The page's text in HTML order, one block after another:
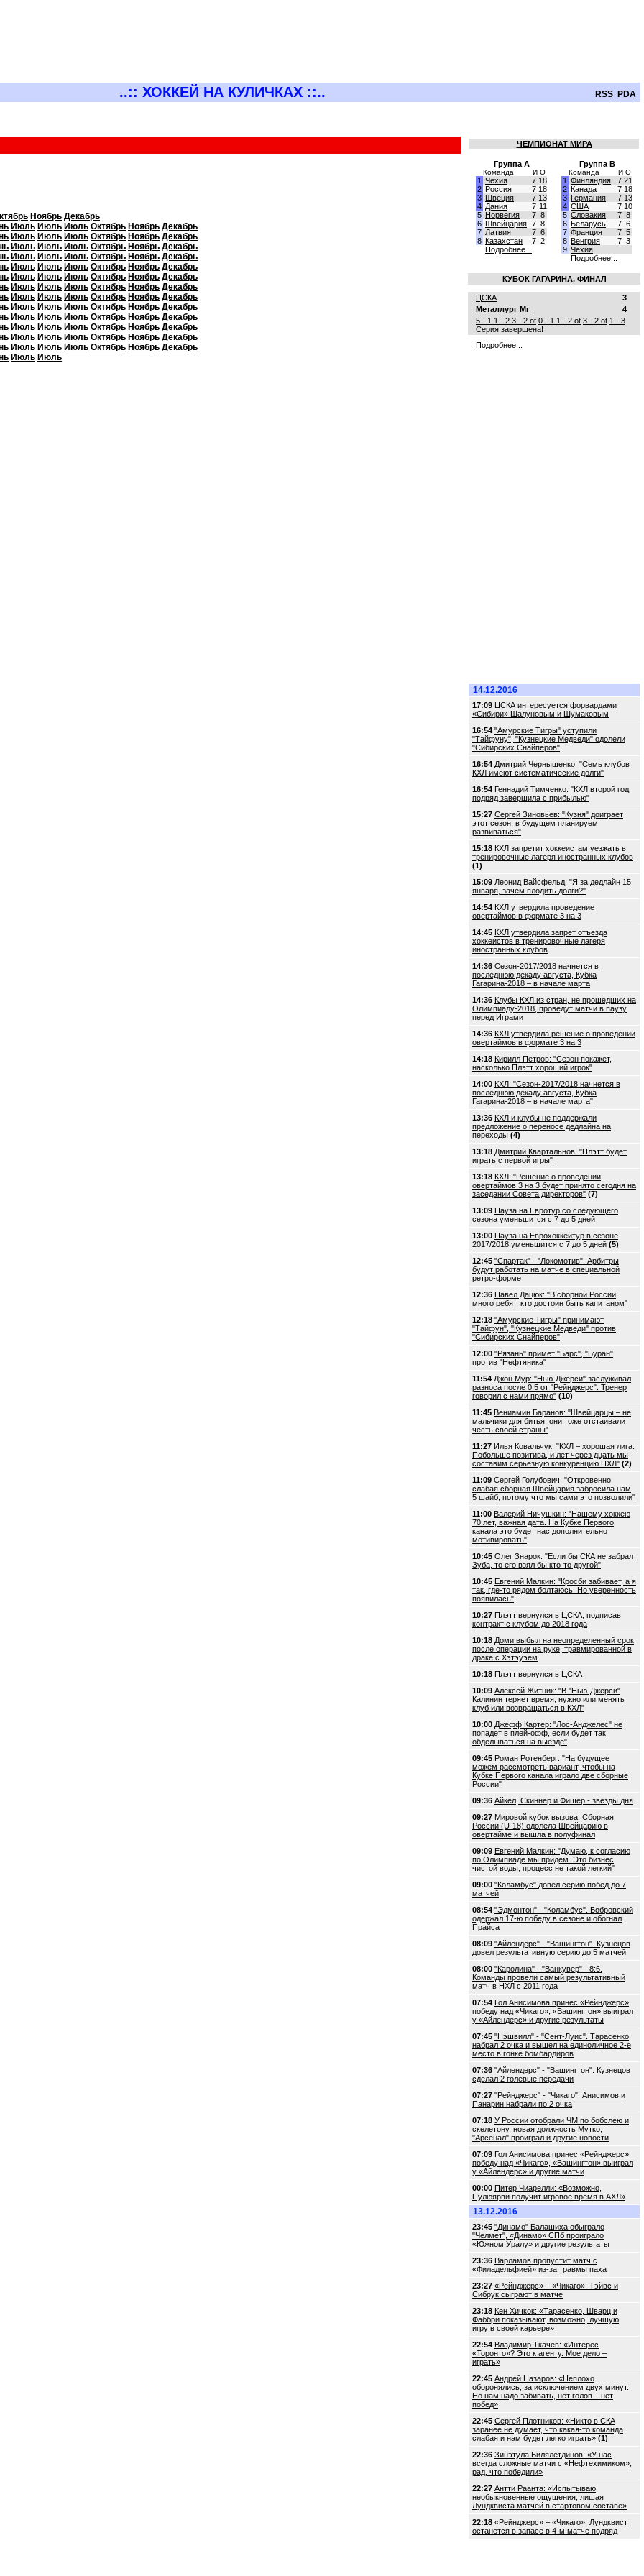
..:: ХОККЕЙ НА КУЛИЧКАХ ::.. RSS PDA
Ноябрь Декабрь
Июль Июль Июль Октябрь Ноябрь Декабрь
Июль Июль Июль Октябрь Ноябрь Декабрь
Июль Июль Июль Октябрь Ноябрь Декабрь
Июль Июль Июль Октябрь Ноябрь Декабрь
Июль Июль Июль Октябрь Ноябрь Декабрь
Июль Июль Июль Октябрь Ноябрь Декабрь
Июль Июль Июль Октябрь Ноябрь Декабрь
Июль Июль Июль Октябрь Ноябрь Декабрь
Июль Июль Июль Октябрь Ноябрь Декабрь
Июль Июль Июль Октябрь Ноябрь Декабрь
Июль Июль Июль Октябрь Ноябрь Декабрь
Июль Июль Июль Октябрь Ноябрь Декабрь
Июль Июль Июль Октябрь Ноябрь Декабрь
Июль Июль
ЧЕМПИОНАТ МИРА
Группа A
Команда И О
1 Чехия 7 18
2 Россия 7 18
3 Швеция 7 13
4 Дания 7 11
5 Норвегия 7 8
6 Швейцария 7 8
7 Латвия 7 6
8 Казахстан 7 2
Подробнее...
Группа B
Команда И О
1 Финляндия 7 21
2 Канада 7 18
3 Германия 7 13
4 США 7 10
5 Словакия 7 8
6 Беларусь 7 6
7 Франция 7 5
8 Венгрия 7 3
9 Чехия
Подробнее...
КУБОК ГАГАРИНА, ФИНАЛ
ЦСКА
3
Металлург Мг
4
5 - 1 1 - 2 3 - 2 ot 0 - 1 1 - 2 ot 3 - 2 ot 1 - 3
Серия завершена!
Подробнее...
14.12.2016
17:09 ЦСКА интересуется форвардами
«Сибири» Шалуновым и Шумаковым
16:54 "Амурские Тигры" уступили
"Тайфуну", "Кузнецкие Медведи" одолели
"Сибирских Снайперов"
16:54 Дмитрий Чернышенко: "Семь клубов
КХЛ имеют систематические долги"
16:54 Геннадий Тимченко: "КХЛ второй год
подряд завершила с прибылью"
15:27 Сергей Зиновьев: "Кузня" доиграет
этот сезон, в будущем планируем
развиваться"
15:18 КХЛ запретит хоккеистам уезжать в
тренировочные лагеря иностранных клубов
(1)
15:09 Леонид Вайсфельд: "Я за дедлайн 15
января, зачем плодить долги?"
14:54 КХЛ утвердила проведение
овертаймов в формате 3 на 3
14:45 КХЛ утвердила запрет отъезда
хоккеистов в тренировочные лагеря
иностранных клубов
14:36 Сезон-2017/2018 начнется в
последнюю декаду августа, Кубка
Гагарина-2018 – в начале марта
14:36 Клубы КХЛ из стран, не прошедших на
Олимпиаду-2018, проведут матчи в паузу
перед Играми
14:36 КХЛ утвердила решение о проведении
овертаймов в формате 3 на 3
14:18 Кирилл Петров: "Сезон покажет,
насколько Плэтт хороший игрок"
14:00 КХЛ: "Сезон-2017/2018 начнется в
последнюю декаду августа, Кубка
Гагарина-2018 – в начале марта"
13:36 КХЛ и клубы не поддержали
предложение о переносе дедлайна на
переходы (4)
13:18 Дмитрий Квартальнов: "Плэтт будет
играть с первой игры"
13:18 КХЛ: "Решение о проведении
овертаймов 3 на 3 будет принято сегодня на
заседании Совета директоров" (7)
13:09 Пауза на Евротур со следующего
сезона уменьшится с 7 до 5 дней
13:00 Пауза на Еврохоккейтур в сезоне
2017/2018 уменьшится с 7 до 5 дней (5)
12:45 "Спартак" - "Локомотив". Арбитры
будут работать на матче в специальной
ретро-форме
12:36 Павел Дацюк: "В сборной России
много ребят, кто достоин быть капитаном"
12:18 "Амурские Тигры" принимают
"Тайфун", "Кузнецкие Медведи" против
"Сибирских Снайперов"
12:00 "Рязань" примет "Барс", "Буран"
против "Нефтяника"
11:54 Джон Мур: "Нью-Джерси" заслуживал
разноса после 0:5 от "Рейнджерс". Тренер
говорил с нами прямо" (10)
11:45 Вениамин Баранов: "Швейцарцы – не
мальчики для битья, они тоже отстаивали
честь своей страны"
11:27 Илья Ковальчук: "КХЛ – хорошая лига.
Побольше позитива, и лет через дцать мы
составим серьезную конкуренцию НХЛ" (2)
11:09 Сергей Голубович: "Откровенно
слабая сборная Швейцария забросила нам
5 шайб, потому что мы сами это позволили"
11:00 Валерий Ничушкин: "Нашему хоккею
70 лет, важная дата. На Кубке Первого
канала это будет нас дополнительно
мотивировать"
10:45 Олег Знарок: "Если бы СКА не забрал
Зуба, то его взял бы кто-то другой"
10:45 Евгений Малкин: "Кросби забивает, а я
так, где-то рядом болтаюсь. Но уверенность
появилась"
10:27 Плэтт вернулся в ЦСКА, подписав
контракт с клубом до 2018 года
10:18 Доми выбыл на неопределенный срок
после операции на руке, травмированной в
драке с Хэтэуэем
10:18 Плэтт вернулся в ЦСКА
10:09 Алексей Житник: "В "Нью-Джерси"
Калинин теряет время, нужно или менять
клуб или возвращаться в КХЛ"
10:00 Джефф Картер: "Лос-Анджелес" не
попадет в плей-офф, если будет так
обделываться на выезде"
09:45 Роман Ротенберг: "На будущее
можем рассмотреть вариант, чтобы на
Кубке Первого канала играло две сборные
России"
09:36 Айкел, Скиннер и Фишер - звезды дня
09:27 Мировой кубок вызова. Сборная
России (U-18) одолела Швейцарию в
овертайме и вышла в полуфинал
09:09 Евгений Малкин: "Думаю, к согласию
по Олимпиаде мы придем. Это бизнес
чистой воды, процесс не такой легкий"
09:00 "Коламбус" довел серию побед до 7
матчей
08:54 "Эдмонтон" - "Коламбус". Бобровский
одержал 17-ю победу в сезоне и обогнал
Прайса
08:09 "Айлендерс" - "Вашингтон". Кузнецов
довел результативную серию до 5 матчей
08:00 "Каролина" - "Ванкувер" - 8:6.
Команды провели самый результативный
матч в НХЛ с 2011 года
07:54 Гол Анисимова принес «Рейнджерс»
победу над «Чикаго», «Вашингтон» выиграл
у «Айлендерс» и другие результаты
07:45 "Нэшвилл" - "Сент-Луис". Тарасенко
набрал 2 очка и вышел на единоличное 2-е
место в гонке бомбардиров
07:36 "Айлендерс" - "Вашингтон". Кузнецов
сделал 2 голевые передачи
07:27 "Рейнджерс" - "Чикаго". Анисимов и
Панарин набрали по 2 очка
07:18 У России отобрали ЧМ по бобслею и
скелетону, новая должность Мутко,
"Арсенал" проиграл и другие новости
07:09 Гол Анисимова принес «Рейнджерс»
победу над «Чикаго», «Вашингтон» выиграл
у «Айлендерс» и другие матчи
00:00 Питер Чиарелли: «Возможно,
Пулюярви получит игровое время в АХЛ»
13.12.2016
23:45 "Динамо" Балашиха обыграло
"Челмет", «Динамо» СПб проиграло
«Южном Уралу» и другие результаты
23:36 Варламов пропустит матч с
«Филадельфией» из-за травмы паха
23:27 «Рейнджерс» – «Чикаго». Тэйвс и
Сибрук сыграют в матче
23:18 Кен Хичкок: «Тарасенко, Шварц и
Фаббри показывают, возможно, лучшую
игру в своей карьере»
22:54 Владимир Ткачев: «Интерес
«Торонто»? Это к агенту. Мое дело –
играть»
22:45 Андрей Назаров: «Неплохо
оборонялись, за исключением двух минут.
Но нам надо забивать, нет голов – нет
побед»
22:45 Сергей Плотников: «Никто в СКА
заранее не думает, что какая-то команда
слабая и нам будет легко играть» (1)
22:36 Зинэтула Билялетдинов: «У нас
всегда сложные матчи с «Нефтехимиком»,
рад, что победили»
22:27 Антти Раанта: «Испытываю
необыкновенные ощущения, лишая
Лундквиста матчей в стартовом составе»
22:18 «Рейнджерс» – «Чикаго». Лундквист
останется в запасе в 4-м матче подряд